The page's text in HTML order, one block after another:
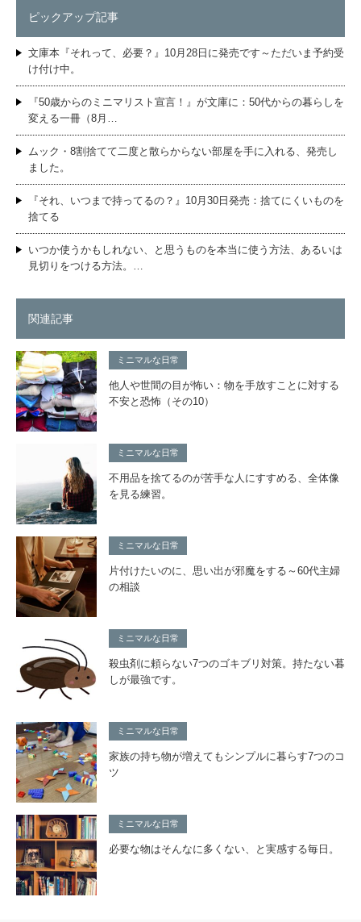
ピックアップ記事
文庫本『それって、必要？』10月28日に発売です～ただいま予約受
け付け中。
『50歳からのミニマリスト宣言！』が文庫に：50代からの暮らしを
変える一冊（8月…
ムック・8割捨てて二度と散らからない部屋を手に入れる、発売し
ました。
『それ、いつまで持ってるの？』10月30日発売：捨てにくいものを
捨てる
いつか使うかもしれない、と思うものを本当に使う方法、あるいは
見切りをつける方法。…
関連記事
ミニマルな日常
他人や世間の目が怖い：物を手放すことに対する
不安と恐怖（その10）
ミニマルな日常
不用品を捨てるのが苦手な人にすすめる、全体像
を見る練習。
ミニマルな日常
片付けたいのに、思い出が邪魔をする～60代主婦
の相談
ミニマルな日常
殺虫剤に頼らない7つのゴキブリ対策。持たない暮
しが最強です。
ミニマルな日常
家族の持ち物が増えてもシンプルに暮らす7つのコ
ツ
ミニマルな日常
必要な物はそんなに多くない、と実感する毎日。